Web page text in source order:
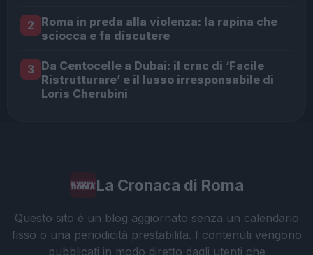
2 Roma in preda alla violenza: la rapina che
sciocca e fa discutere
3 Da Centocelle a Dubai: il crac di ‘Facile
Ristrutturare’ e il lusso irresponsabile di
Loris Cherubini
La Cronaca di Roma
Questo sito è un blog aggiornato senza un calendario
fisso o una periodicità prestabilita. I contenuti vengono
pubblicati in modo diretto dagli utenti che